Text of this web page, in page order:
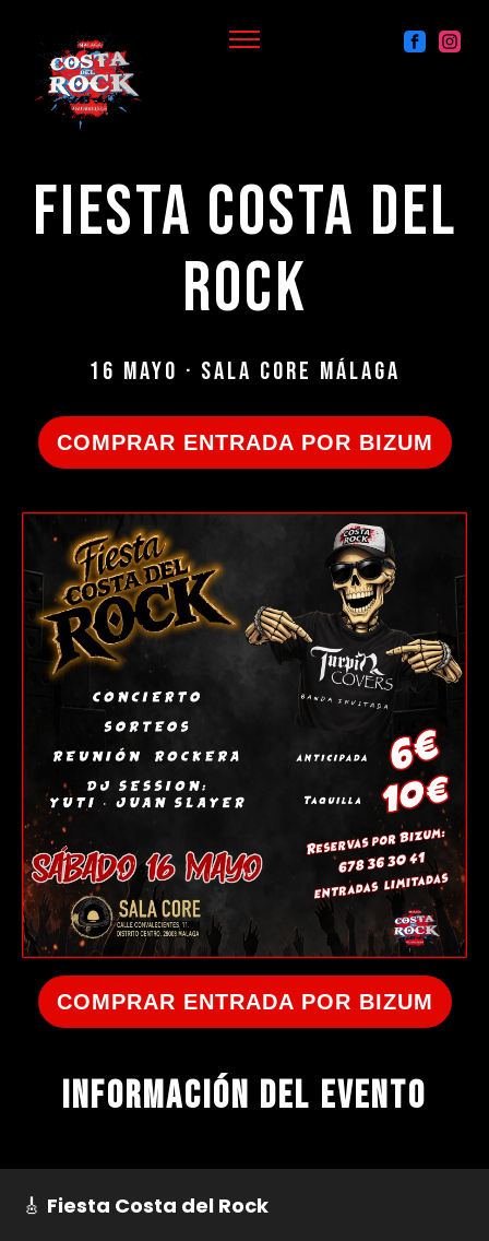
FIESTA COSTA DEL
ROCK
16 MAYO · SALA CORE MÁLAGA
COMPRAR ENTRADA POR BIZUM
COMPRAR ENTRADA POR BIZUM
INFORMACIÓN DEL EVENTO
🎸 Fiesta Costa del Rock